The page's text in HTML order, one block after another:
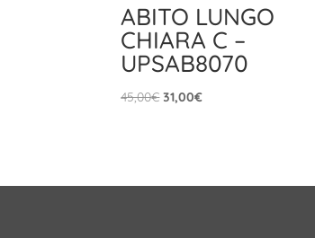
ABITO LUNGO
CHIARA C –
UPSAB8070
45,00€Il
31,00€Il